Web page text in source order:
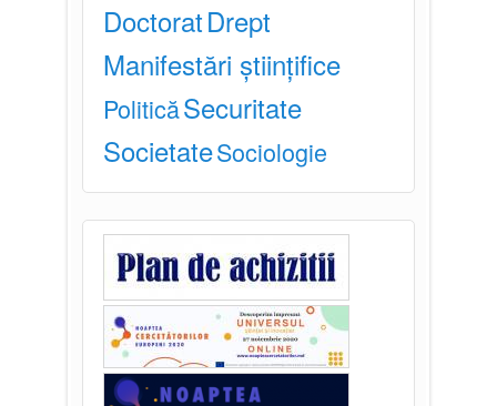
DoctoratDrept
Manifestări științifice
PoliticăSecuritate
SocietateSociologie